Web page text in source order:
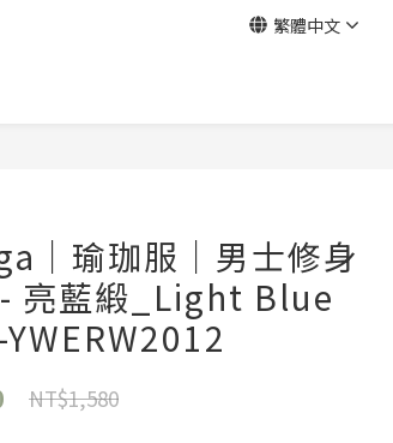
繁體中文
｜瑜珈服｜男士修身
亮藍緞_Light Blue
NT$1,580